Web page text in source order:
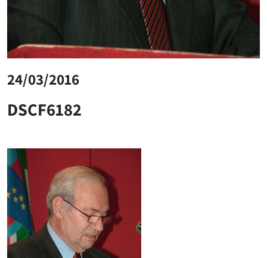
24/03/2016
DSCF6182